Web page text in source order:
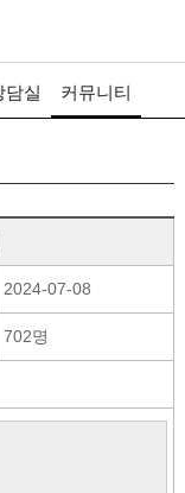
담실 커뮤니티
2024-07-08
702명